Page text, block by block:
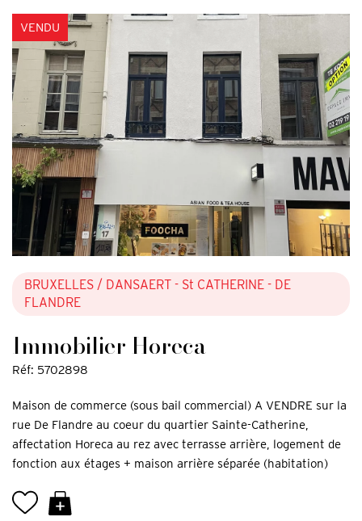
VENDU
BRUXELLES / DANSAERT - St CATHERINE - DE
FLANDRE
Immobilier Horeca
Réf: 5702898
Maison de commerce (sous bail commercial) A VENDRE sur la
rue De Flandre au coeur du quartier Sainte-Catherine,
affectation Horeca au rez avec terrasse arrière, logement de
fonction aux étages + maison arrière séparée (habitation)